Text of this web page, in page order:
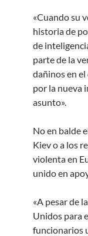
«Cuando su
historia de
de
parte de la
dañinos en
por la nueva
asunto».
No en balde
Kiev o a los
violenta en
unido en
«A pesar de
Unidos para
funcionarios